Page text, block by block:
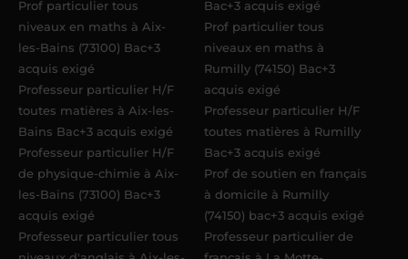
Prof particulier tous
niveaux en maths à Aix-
les-Bains (73100) Bac+3
acquis exigé
Professeur particulier H/F
toutes matières à Aix-les-
Bains Bac+3 acquis exigé
Professeur particulier H/F
de physique-chimie à Aix-
les-Bains (73100) Bac+3
acquis exigé
Professeur particulier tous
Bac+3 acquis exigé
Prof particulier tous
niveaux en maths à
Rumilly (74150) Bac+3
acquis exigé
Professeur particulier H/F
toutes matières à Rumilly
Bac+3 acquis exigé
Prof de soutien en français
à domicile à Rumilly
(74150) bac+3 acquis exigé
Professeur particulier de